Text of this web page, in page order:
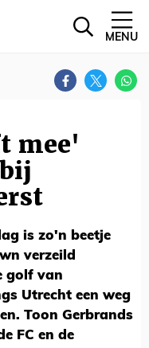
MENU
mee'
is zo'n beetje
verzeild
golf van
Utrecht een weg
Toon Gerbrands
FC en de